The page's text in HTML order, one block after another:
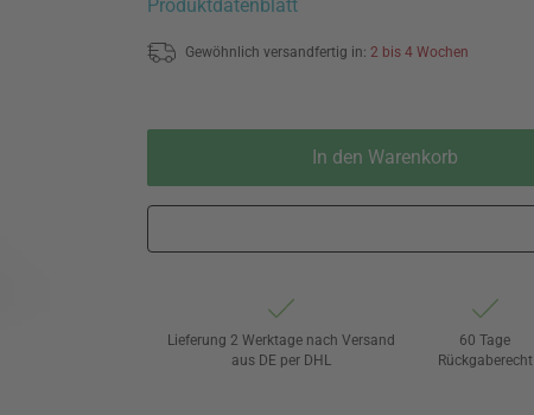
Produktdatenblatt
Gewöhnlich versandfertig in: 2 bis 4 Wochen
In den Warenkorb
Lieferung 2 Werktage nach Versand
aus DE per DHL
60 Tage
Rückgaberecht